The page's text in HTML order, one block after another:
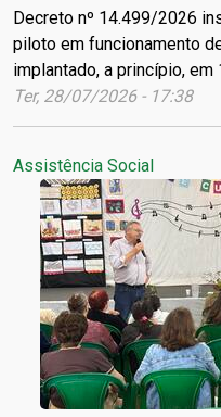
Decreto nº 14.499/2026
piloto em funcionamento
implantado, a princípio,
Ter, 28/07/2026 - 17:38
Assistência Social